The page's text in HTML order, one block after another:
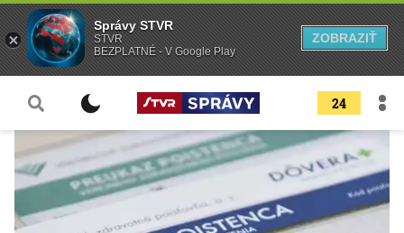
24
Správy STVR
STVR
BEZPLATNÉ - V Google Play
ZOBRAZIŤ